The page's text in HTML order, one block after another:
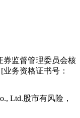
券监督管理委员会核
业务资格证书号：
Ltd.股市有风险，